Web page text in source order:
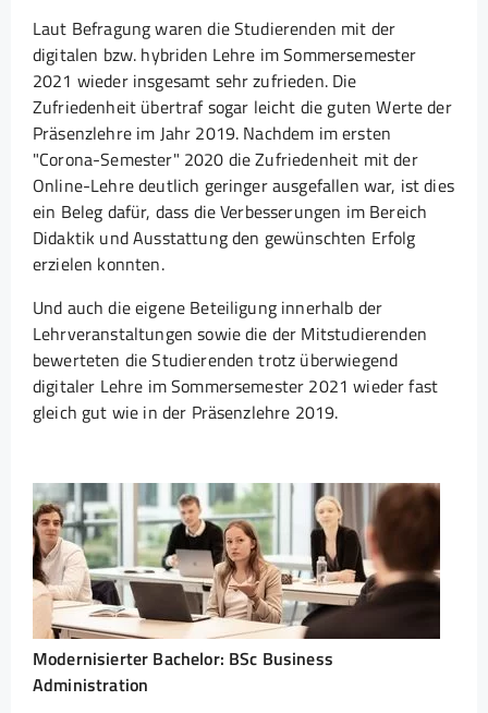
Laut Befragung waren die Studierenden mit der
digitalen bzw. hybriden Lehre im Sommersemester
2021 wieder insgesamt sehr zufrieden. Die
Zufriedenheit übertraf sogar leicht die guten Werte der
Präsenzlehre im Jahr 2019. Nachdem im ersten
"Corona-Semester" 2020 die Zufriedenheit mit der
Online-Lehre deutlich geringer ausgefallen war, ist dies
ein Beleg dafür, dass die Verbesserungen im Bereich
Didaktik und Ausstattung den gewünschten Erfolg
erzielen konnten.
Und auch die eigene Beteiligung innerhalb der
Lehrveranstaltungen sowie die der Mitstudierenden
bewerteten die Studierenden trotz überwiegend
digitaler Lehre im Sommersemester 2021 wieder fast
gleich gut wie in der Präsenzlehre 2019.
Modernisierter Bachelor: BSc Business
Administration